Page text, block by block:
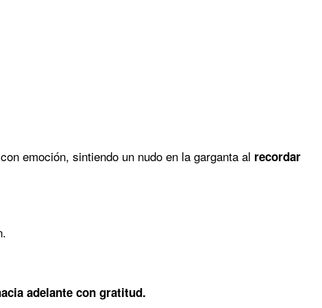
emoción, sintiendo un nudo en la garganta al recordar
adelante con gratitud.